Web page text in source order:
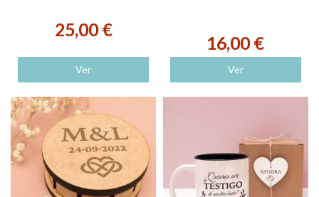
25,00 €
Ver
16,00 €
Ver